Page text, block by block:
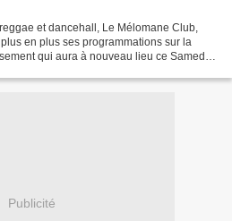
et dancehall, Le Mélomane Club,
en plus ses programmations sur la
qui aura à nouveau lieu ce Samedi
Publicité